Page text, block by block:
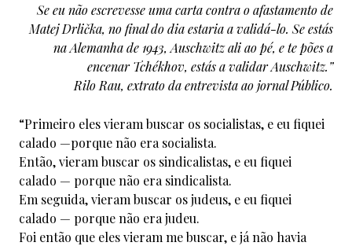
Se eu não escrevesse uma carta contra o afastamento de
Matej Drlička, no final do dia estaria a validá-lo. Se estás
na Alemanha de 1943, Auschwitz ali ao pé, e te pões a
encenar Tchékhov, estás a validar Auschwitz.”
Rilo Rau, extrato da entrevista ao jornal Público.
“Primeiro eles vieram buscar os socialistas, e eu fiquei
calado —porque não era socialista.
Então, vieram buscar os sindicalistas, e eu fiquei
calado — porque não era sindicalista.
Em seguida, vieram buscar os judeus, e eu fiquei
calado — porque não era judeu.
Foi então que eles vieram me buscar, e já não havia